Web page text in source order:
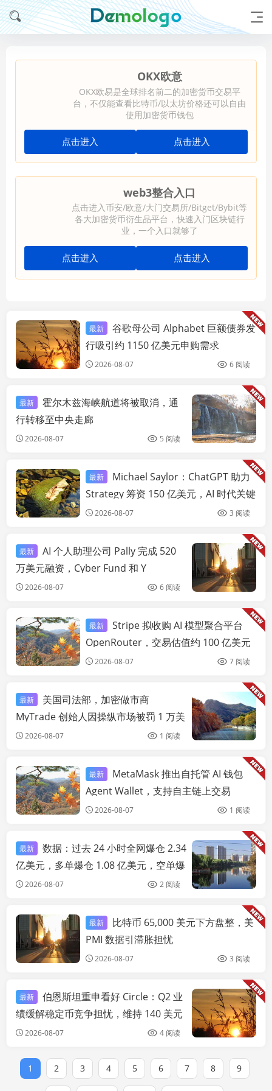
OKX欧意
OKX欧易是全球排名前二的加密货币交易平
台，不仅能查看比特币/以太坊价格还可以自由
使用加密货币钱包
点击进入 点击进入
web3整合入口
点击进入币安/欧意/大门交易所/Bitget/Bybit等
各大加密货币衍生品平台，快速入门区块链行
业，一个入口就够了
点击进入 点击进入
链快讯
最新
谷歌母公司 Alphabet 巨额债券发
行吸引约 1150 亿美元申购需求
2026-08-07 6 阅读
最新
霍尔木兹海峡航道将被取消，通
行转移至中央走廊
2026-08-07 5 阅读
链快讯
最新
Michael Saylor：ChatGPT 助力
Strategy 筹资 150 亿美元，AI 时代关键
是“驾驭机器人”
2026-08-07 3 阅读
最新
AI 个人助理公司 Pally 完成 520
万美元融资，Cyber Fund 和 Y
Combinator 领投
2026-08-07 6 阅读
链快讯
最新
Stripe 拟收购 AI 模型聚合平台
OpenRouter，交易估值约 100 亿美元
2026-08-07 7 阅读
最新
美国司法部，加密做市商
MyTrade 创始人因操纵市场被罚 1 万美
元2026-08-07 1 阅读
链快讯
最新
MetaMask 推出自托管 AI 钱包
Agent Wallet，支持自主链上交易
2026-08-07 1 阅读
最新
数据：过去 24 小时全网爆仓 2.34
亿美元，多单爆仓 1.08 亿美元，空单爆
仓 1.26 亿美元
2026-08-07 2 阅读
链快讯
最新
比特币 65,000 美元下方盘整，美
PMI 数据引滞胀担忧
2026-08-07 3 阅读
最新
伯恩斯坦重申看好 Circle：Q2 业
绩缓解稳定币竞争担忧，维持 140 美元
目标价
2026-08-07 4 阅读
1 2 3 4 5 6 7 8 9